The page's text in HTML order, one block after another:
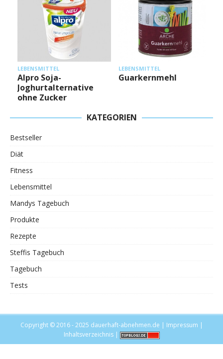
LEBENSMITTEL
Alpro Soja-
Joghurtalternative
ohne Zucker
LEBENSMITTEL
Guarkernmehl
KATEGORIEN
Bestseller
Diät
Fitness
Lebensmittel
Mandys Tagebuch
Produkte
Rezepte
Steffis Tagebuch
Tagebuch
Tests
Copyright © 2016 - 2025 dauerhaft-abnehmen.de | Impressum |
Inhaltsverzeichnis|